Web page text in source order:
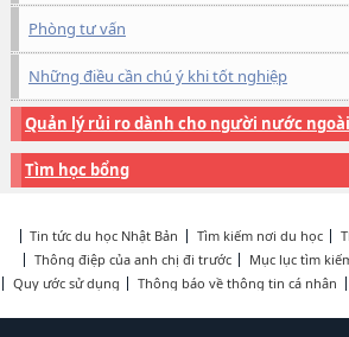
Phòng tư vấn
Những điều cần chú ý khi tốt nghiệp
Quản lý rủi ro dành cho người nước ngoài
Tìm học bổng
Tin tức du học Nhật Bản Tìm kiếm nơi du học
Thông điệp của anh chị đi trước
Mục lục tìm
Quy ước sử dụng
Thông báo về thông tin cá nhân